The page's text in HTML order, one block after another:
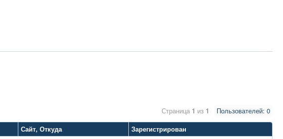
Пользователей: 0
Страница 1 из 1
Сайт, Откуда
Зарегистрирован